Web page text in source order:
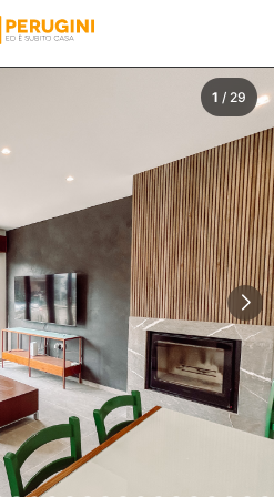
1 / 29